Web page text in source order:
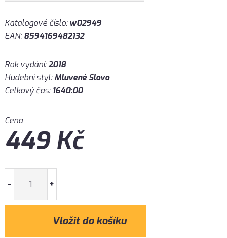
Katalogové číslo:w02949
EAN:8594169482132
Rok vydání:2018
Hudební styl:Mluvené Slovo
Celkový čas: 1640:00
Cena
449Kč
- +